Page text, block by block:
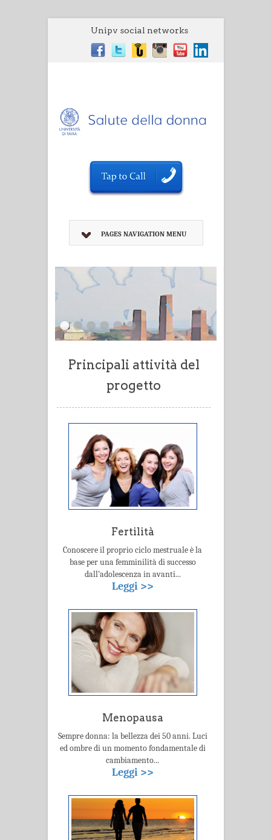
Unipv social networks
PAGES NAVIGATION MENU
Principali attività del
progetto
Fertilità
Conoscere il proprio ciclo mestruale è la
base per una femminilità di successo
dall’adolescenza in avanti...
Leggi >>
Menopausa
Sempre donna: la bellezza dei 50 anni. Luci
ed ombre di un momento fondamentale di
cambiamento...
Leggi >>